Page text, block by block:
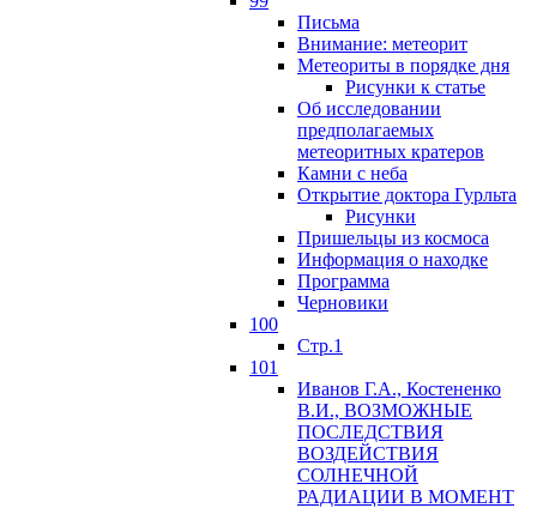
Письма
Внимание: метеорит
Метеориты в порядке дня
Рисунки к статье
Об исследовании
предполагаемых
метеоритных кратеров
Камни с неба
Открытие доктора Гурльта
Рисунки
Пришельцы из космоса
Информация о находке
Программа
Черновики
100
Стр.1
101
Иванов Г.А., Костененко
В.И., ВОЗМОЖНЫЕ
ПОСЛЕДСТВИЯ
ВОЗДЕЙСТВИЯ
СОЛНЕЧНОЙ
РАДИАЦИИ В МОМЕНТ